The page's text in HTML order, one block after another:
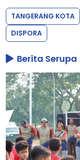
TANGERANG KOTA
DISPORA
Berita Serupa